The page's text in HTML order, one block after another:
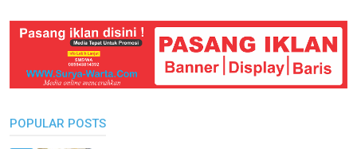
POPULAR POSTS